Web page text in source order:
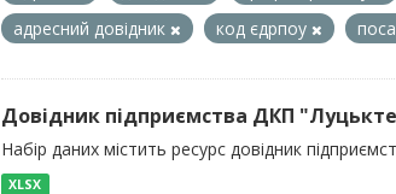
адресний довідник
код єдрпоу
Довідник підприємства ДКП
Набір даних містить ресурс довідник
XLSX